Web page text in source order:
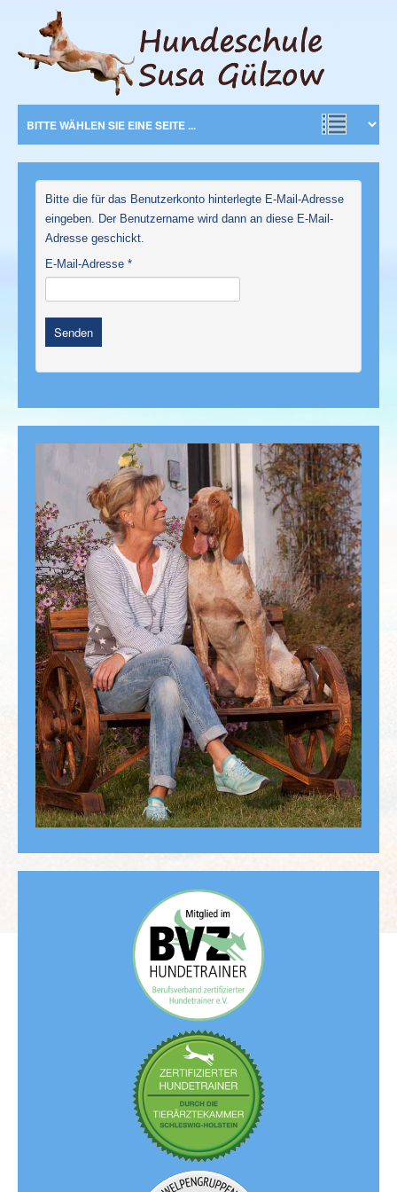
Bitte die für das Benutzerkonto hinterlegte E-Mail-Adresse
eingeben. Der Benutzername wird dann an diese E-Mail-
Adresse geschickt.
E-Mail-Adresse *
Senden